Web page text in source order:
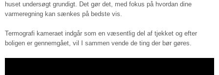
huset undersøgt grundigt. Det gør det, med fokus på hvordan dine
varmeregning kan sænkes på bedste vis.
Termografi kameraet indgår som en væsentlig del af tjekket og efter
boligen er gennemgået, vil I sammen vende de ting der bør gøres.